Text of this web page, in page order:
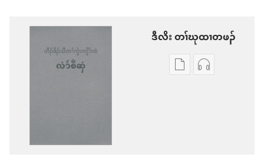
ဒီ​လိး​​ ​တၢ်​ဃု​ထၢ​တ​ဖၣ်
တၢ်
တၢ်